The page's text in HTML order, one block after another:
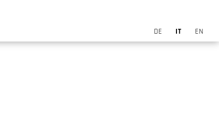
DE IT EN